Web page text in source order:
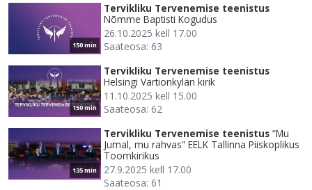
150 min
Tervikliku Tervenemise teenistus
Nõmme Baptisti Kogudus
26.10.2025 kell 17.00
Saateosa: 63
150 min
Tervikliku Tervenemise teenistus
Helsingi Vartionkylän kirik
11.10.2025 kell 15.00
Saateosa: 62
135 min
Tervikliku Tervenemise teenistus “Mu
Jumal, mu rahvas” EELK Tallinna Piiskoplikus
Toomkirikus
27.9.2025 kell 17.00
Saateosa: 61